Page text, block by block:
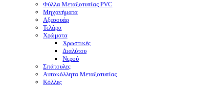
Φύλλα Μεταξοτυπίας PVC
Μηχανήματα
Αξεσουάρ
Τελάρα
Χρώματα
Χρωστικές
Διαλύτου
Νερού
Σπάτουλες
Αυτοκόλλητα Μεταξοτυπίας
Κόλλες